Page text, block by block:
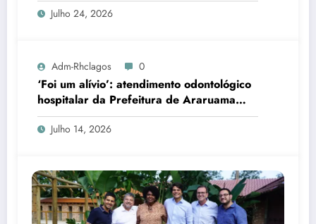
Julho 24, 2026
Adm-Rhclagos 0
‘Foi um alívio’: atendimento odontológico
hospitalar da Prefeitura de Araruama
transforma rotina de famílias atípicas
Julho 14, 2026